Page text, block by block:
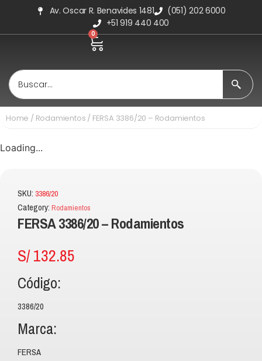
Av. Oscar R. Benavides 1481
(051) 202 6000
+51 919 440 400
0
Home / Rodamientos / FERSA 3386/20 – Rodamientos
Loading...
SKU: 3386/20
Category: Rodamientos
FERSA 3386/20 – Rodamientos
S/132.85
Código:
3386/20
Marca:
FERSA